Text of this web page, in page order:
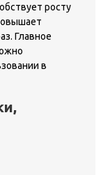
росту
Главное
в